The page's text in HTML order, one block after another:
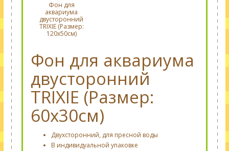
Фон для
аквариума
двусторонний
TRIXIE (Размер:
120х50см)
Фон для аквариума
двусторонний
TRIXIE (Размер:
60х30см)
Двухсторонний, для пресной воды
В индивидуальной упаковке